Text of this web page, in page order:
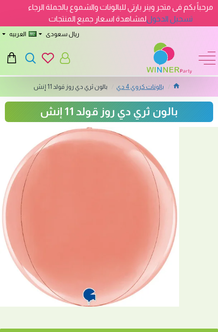
مرحباً بكم فى متجر وينر بارتي للبالونات والشموع بالجملة الرجاء
تسجيل الدخوللمشاهدة اسعار جميع المنتجات
ريال سعودى العربيه
بالونات كروي 4 دي بالون ثري دي روز قولد 11 إنش
بالون ثري دي روز قولد 11 إنش